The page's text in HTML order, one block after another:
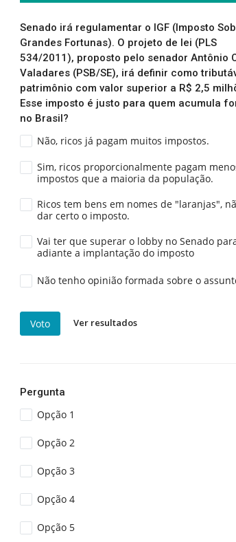
Senado irá regulamentar o IGF (Imposto
Grandes Fortunas). O projeto de lei (PLS
534/2011), proposto pelo senador Antônio
Valadares (PSB/SE), irá definir como
patrimônio com valor superior a R$ 2,5
Esse imposto é justo para quem acumula
no Brasil?
Não, ricos já pagam muitos impostos.
Sim, ricos proporcionalmente pagam
impostos que a maioria da população.
Ricos tem bens em nomes de "laranjas",
dar certo o imposto.
Vai ter que superar o lobby no Senado
adiante a implantação do imposto
Não tenho opinião formada sobre o
Voto Ver resultados
Pergunta
Opção 1
Opção 2
Opção 3
Opção 4
Opção 5